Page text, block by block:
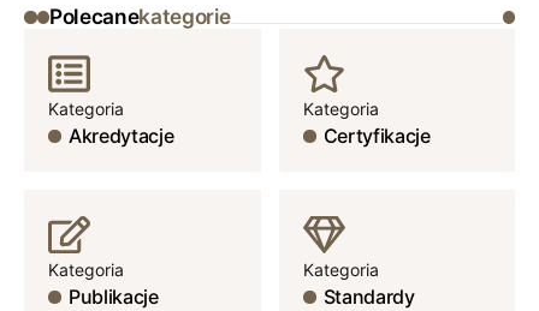
Polecanekategorie
Kategoria
Akredytacje
Kategoria
Certyfikacje
Kategoria
Publikacje
Kategoria
Standardy